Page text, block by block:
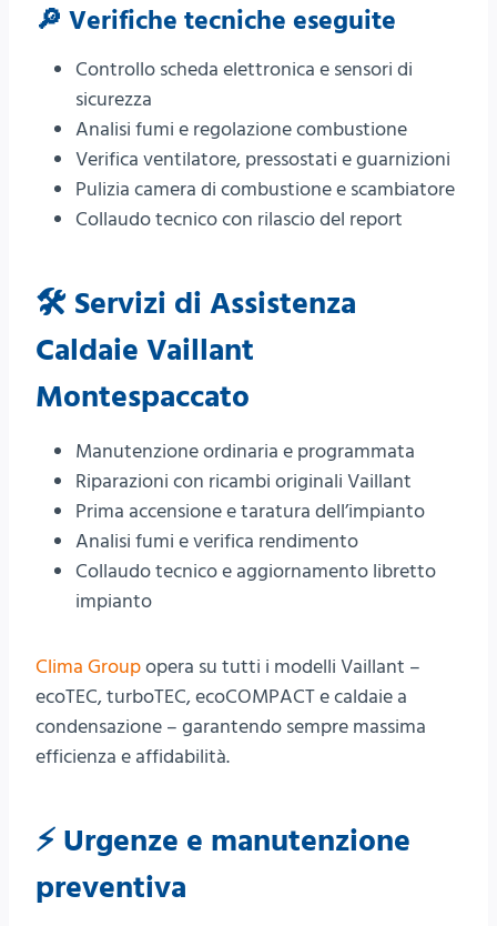
🔎 Verifiche tecniche eseguite
Controllo scheda elettronica e sensori di
sicurezza
Analisi fumi e regolazione combustione
Verifica ventilatore, pressostati e guarnizioni
Pulizia camera di combustione e scambiatore
Collaudo tecnico con rilascio del report
🛠️ Servizi di Assistenza
Caldaie Vaillant
Montespaccato
Manutenzione ordinaria e programmata
Riparazioni con ricambi originali Vaillant
Prima accensione e taratura dell’impianto
Analisi fumi e verifica rendimento
Collaudo tecnico e aggiornamento libretto
impianto
Clima Groupopera su tutti i modelli Vaillant –
ecoTEC, turboTEC, ecoCOMPACT e caldaie a
condensazione – garantendo sempre massima
efficienza e affidabilità.
⚡ Urgenze e manutenzione
preventiva